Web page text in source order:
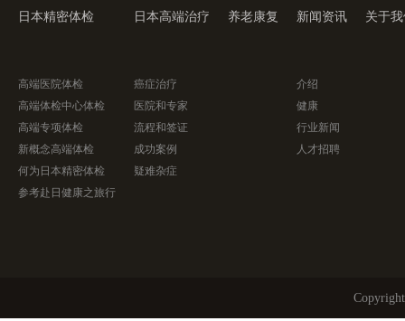
日本精密体检
高端医院体检
高端体检中心体检
高端专项体检
新概念高端体检
何为日本精密体检
参考赴日健康之旅行
日本高端治疗
癌症治疗
医院和专家
流程和签证
成功案例
疑难杂症
养老康复 新闻资讯
介绍
健康
行业新闻
人才招聘
关于